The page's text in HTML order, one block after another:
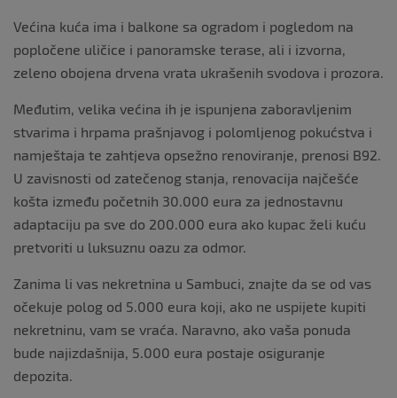
Većina kuća ima i balkone sa ogradom i pogledom na
popločene uličice i panoramske terase, ali i izvorna,
zeleno obojena drvena vrata ukrašenih svodova i prozora.
Međutim, velika većina ih je ispunjena zaboravljenim
stvarima i hrpama prašnjavog i polomljenog pokućstva i
namještaja te zahtjeva opsežno renoviranje, prenosi B92.
U zavisnosti od zatečenog stanja, renovacija najčešće
košta između početnih 30.000 eura za jednostavnu
adaptaciju pa sve do 200.000 eura ako kupac želi kuću
pretvoriti u luksuznu oazu za odmor.
Zanima li vas nekretnina u Sambuci, znajte da se od vas
očekuje polog od 5.000 eura koji, ako ne uspijete kupiti
nekretninu, vam se vraća. Naravno, ako vaša ponuda
bude najizdašnija, 5.000 eura postaje osiguranje
depozita.